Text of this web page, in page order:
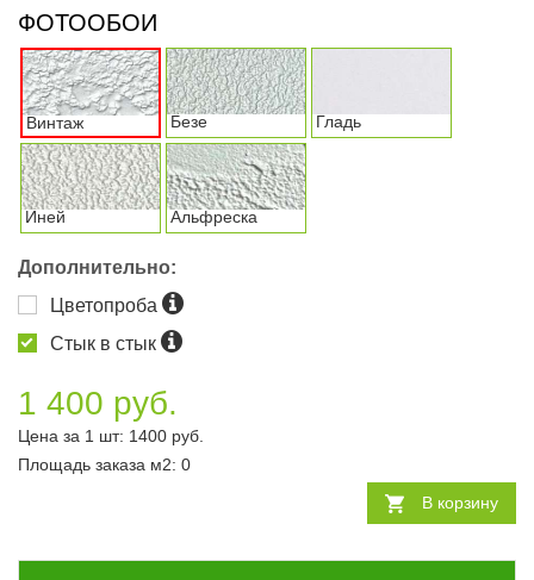
ФОТООБОИ
Винтаж Безе Гладь
Иней Альфреска
Дополнительно:
Цветопроба
Стык в стык
1 400 руб.
Цена за 1 шт: 1400 руб.
Площадь заказа м2: 0
В корзину